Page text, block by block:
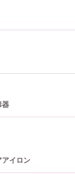
器
アイロン